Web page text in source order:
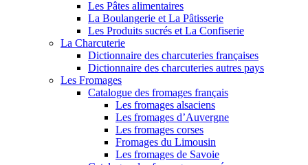
Les Pâtes alimentaires
La Boulangerie et La Pâtisserie
Les Produits sucrés et La Confiserie
La Charcuterie
Dictionnaire des charcuteries françaises
Dictionnaire des charcuteries autres pays
Les Fromages
Catalogue des fromages français
Les fromages alsaciens
Les fromages d’Auvergne
Les fromages corses
Fromages du Limousin
Les fromages de Savoie